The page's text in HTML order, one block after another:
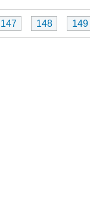
147 148 149